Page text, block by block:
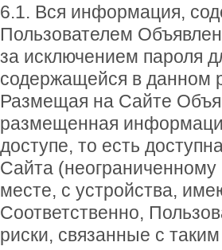
6.1. Вся информация,
Пользователем
за исключением пароля
содержащейся в данном
Размещая на Сайте
размещенная
доступе, то есть
Сайта
месте, с устройства,
Соответственно,
риски, связанные с